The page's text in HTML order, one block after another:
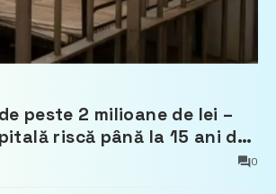
peste 2 milioane de lei –
riscă până la 15 ani de
0